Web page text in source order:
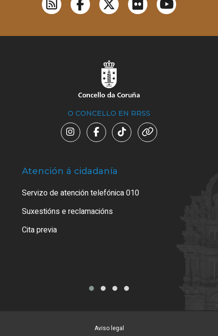
O CONCELLO EN RRSS
Atención á cidadanía
Servizo de atención telefónica 010
Suxestións e reclamacións
Cita previa
Aviso legal